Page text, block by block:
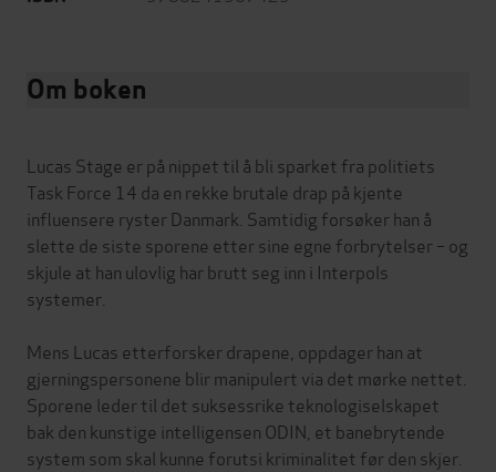
Om boken
Lucas Stage er på nippet til å bli sparket fra politiets
Task Force 14 da en rekke brutale drap på kjente
influensere ryster Danmark. Samtidig forsøker han å
slette de siste sporene etter sine egne forbrytelser – og
skjule at han ulovlig har brutt seg inn i Interpols
systemer.
Mens Lucas etterforsker drapene, oppdager han at
gjerningspersonene blir manipulert via det mørke nettet.
Sporene leder til det suksessrike teknologiselskapet
bak den kunstige intelligensen ODIN, et banebrytende
system som skal kunne forutsi kriminalitet før den skjer.